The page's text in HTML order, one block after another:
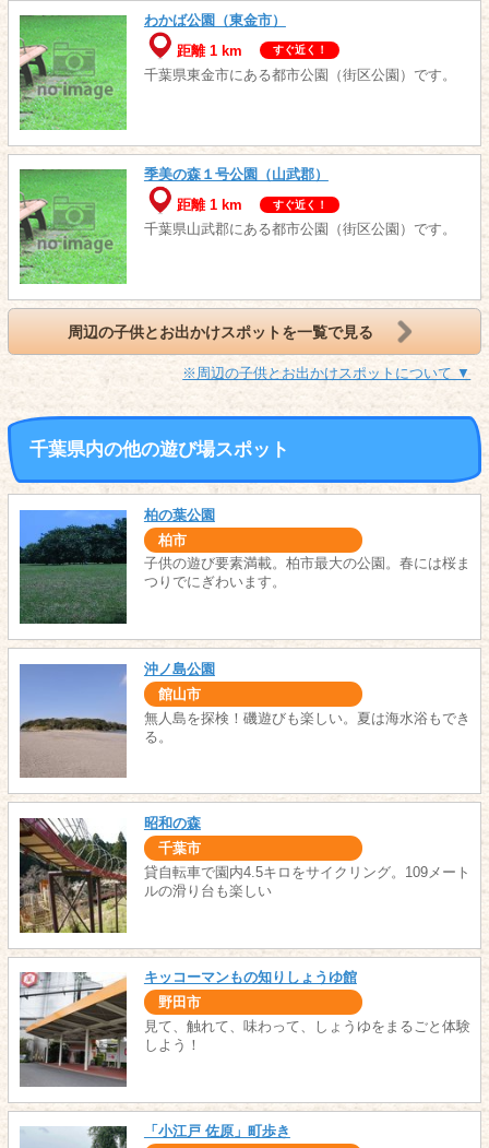
わかば公園（東金市）
距離 1 km
すぐ近く！
千葉県東金市にある都市公園（街区公園）です。
季美の森１号公園（山武郡）
距離 1 km
すぐ近く！
千葉県山武郡にある都市公園（街区公園）です。
周辺の子供とお出かけスポットを一覧で見る
※周辺の子供とお出かけスポットについて ▼
千葉県内の他の遊び場スポット
柏の葉公園
柏市
子供の遊び要素満載。柏市最大の公園。春には桜ま
つりでにぎわいます。
沖ノ島公園
館山市
無人島を探検！磯遊びも楽しい。夏は海水浴もでき
る。
昭和の森
千葉市
貸自転車で園内4.5キロをサイクリング。109メート
ルの滑り台も楽しい
キッコーマンもの知りしょうゆ館
野田市
見て、触れて、味わって、しょうゆをまるごと体験
しよう！
「小江戸 佐原」町歩き